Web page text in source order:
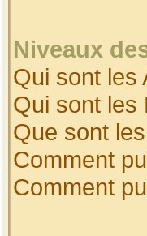
Niveaux
Qui sont les
Qui sont les
Que sont
Comment
Comment